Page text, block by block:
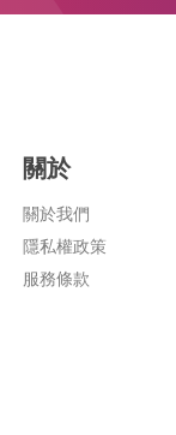
關於
關於我們
隱私權政策
服務條款